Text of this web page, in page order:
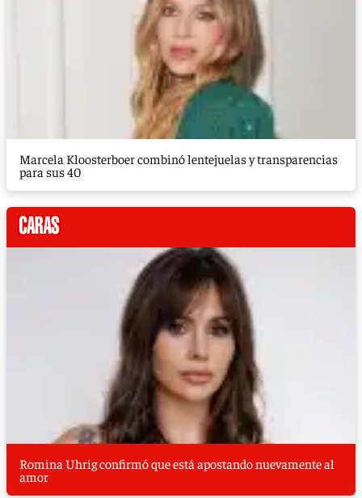
Marcela Kloosterboer combinó lentejuelas y transparencias
para sus 40
Romina Uhrig confirmó que está apostando nuevamente al
amor